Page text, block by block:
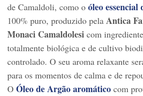
de Camaldoli, como o óleo
100% puro, produzido pela Antica
Monaci Camaldolesi com
totalmente biológica e de cultivo
controlado. O seu aroma relaxante
para os momentos de calma e de
O Óleo de Argão aromático com